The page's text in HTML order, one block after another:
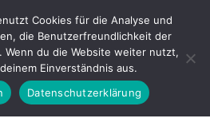
Suche
Cookies für die Analyse und
die Benutzerfreundlichkeit der
Wenn du die Website weiter nutzt,
Einverständnis aus.
Datenschutzerklärung